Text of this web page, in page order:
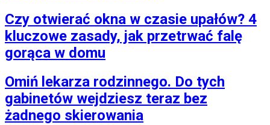
Czy otwierać okna w czasie upałów? 4
kluczowe zasady, jak przetrwać falę
gorąca w domu
Omiń lekarza rodzinnego. Do tych
gabinetów wejdziesz teraz bez
żadnego skierowania